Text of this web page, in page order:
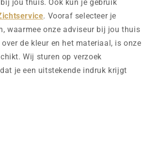
jou thuis. Ook kun je gebruik
. Vooraf selecteer je
waarmee onze adviseur bij jou thuis
de kleur en het materiaal, is onze
Wij sturen op verzoek
je een uitstekende indruk krijgt